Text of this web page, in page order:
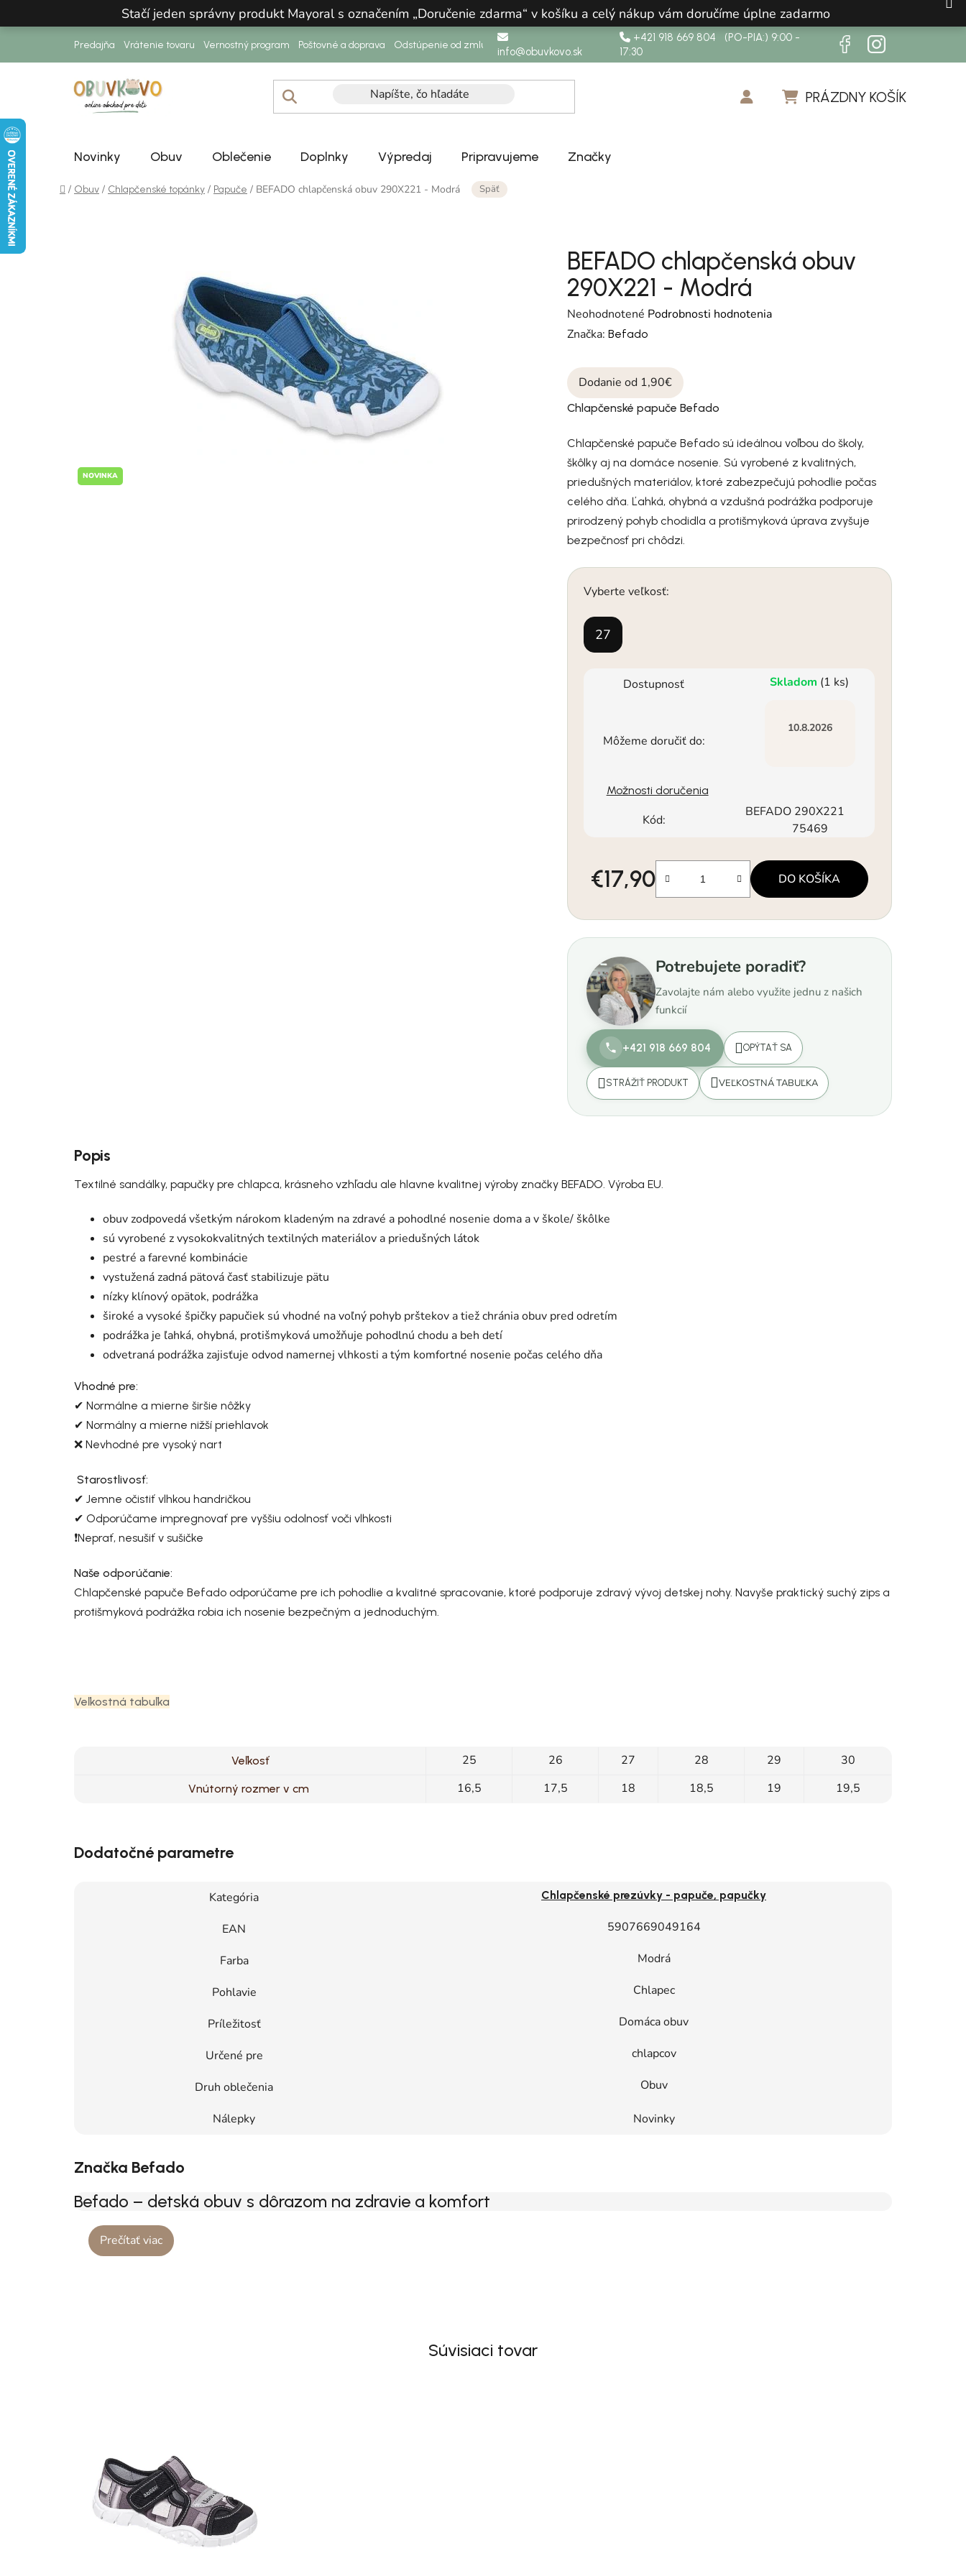
Stačí jeden správny produkt Mayoral s označením „Doručenie zdarma“ v košíku a celý nákup vám doručíme úplne zadarmo
Predajňa Vrátenie tovaru Vernostný program Poštovné a doprava Odstúpenie od zmluvy info@obuvkovo.sk
+421 918 669 804 (PO-PIA:) 9:00 -
17:30
PRÁZDNY KOŠÍK
Novinky Obuv Oblečenie Doplnky Výpredaj Pripravujeme Značky
Domov
/ Obuv / Chlapčenské topánky / Papuče / BEFADO chlapčenská obuv 290X221 - Modrá Späť
BEFADO chlapčenská obuv
290X221 - Modrá
Priemerné hodnotenie produktu je 0,0 z 5 hviezdičiek.
Neohodnotené Podrobnosti hodnotenia
Značka:Befado
Dodanie od 1,90€
Chlapčenské papuče Befado
Chlapčenské papuče Befado sú ideálnou voľbou do školy,
škôlky aj na domáce nosenie. Sú vyrobené z kvalitných,
priedušných materiálov, ktoré zabezpečujú pohodlie počas
celého dňa. Ľahká, ohybná a vzdušná podrážka podporuje
prirodzený pohyb chodidla a protišmyková úprava zvyšuje
bezpečnosť pri chôdzi.
Vyberte veľkosť:
27
Dostupnosť Skladom (1 ks)
Môžeme doručiť do:
10.8.2026
Možnosti doručenia
Kód:
BEFADO 290X221
75469
€17,90
Jednotková cena:
DO KOŠÍKA
Potrebujete poradiť?
Zavolajte nám alebo využite jednu z našich
funkcií
+421 918 669 804 OPÝTAŤ SA
STRÁŽIŤ PRODUKT VEĽKOSTNÁ TABUĽKA
NOVINKA
Popis
Textilné sandálky, papučky pre chlapca, krásneho vzhľadu ale hlavne kvalitnej výroby značky BEFADO. Výroba EU.
obuv zodpovedá všetkým nárokom kladeným na zdravé a pohodlné nosenie doma a v škole/ škôlke
sú vyrobené z vysokokvalitných textilných materiálov a priedušných látok
pestré a farevné kombinácie
vystužená zadná pätová časť stabilizuje pätu
nízky klínový opätok, podrážka
široké a vysoké špičky papučiek sú vhodné na voľný pohyb prštekov a tiež chránia obuv pred odretím
podrážka je ľahká, ohybná, protišmyková umožňuje pohodlnú chodu a beh detí
odvetraná podrážka zajisťuje odvod namernej vlhkosti a tým komfortné nosenie počas celého dňa
Vhodné pre:
✔ Normálne a mierne širšie nôžky
✔ Normálny a mierne nižší priehlavok
❌ Nevhodné pre vysoký nart
Starostlivosť:
✔ Jemne očistiť vlhkou handričkou
✔ Odporúčame impregnovať pre vyššiu odolnosť voči vlhkosti
❗Neprať, nesušiť v sušičke
Naše odporúčanie:
Chlapčenské papuče Befado odporúčame pre ich pohodlie a kvalitné spracovanie, ktoré podporuje zdravý vývoj detskej nohy. Navyše praktický suchý zips a
protišmyková podrážka robia ich nosenie bezpečným a jednoduchým.
Veľkostná tabuľka
Veľkosť 25 26 27 28 29 30
Vnútorný rozmer v cm 16,5 17,5 18 18,5 19 19,5
Dodatočné parametre
Kategória Chlapčenské prezúvky - papuče, papučky
EAN 5907669049164
Farba Modrá
Pohlavie Chlapec
Príležitosť Domáca obuv
Určené pre chlapcov
Druh oblečenia Obuv
Nálepky Novinky
Značka Befado
Befado – detská obuv s dôrazom na zdravie a komfort
Prečítať viac
Súvisiaci tovar